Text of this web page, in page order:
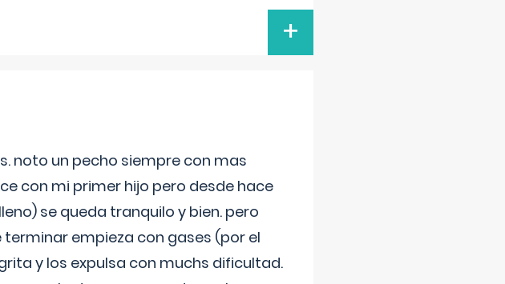
+
noto un pecho siempre con mas
con mi primer hijo pero desde hace
se queda tranquilo y bien. pero
empieza con gases (por el
y los expulsa con muchs dificultad.